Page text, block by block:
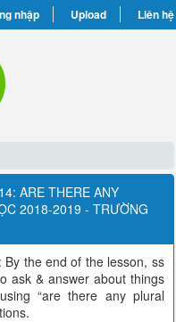
nhập Upload Liên hệ
ARE THERE ANY
2018-2019 - TRƯỜNG
By the end of the lesson, ss
ask & answer about things
“are there any plural